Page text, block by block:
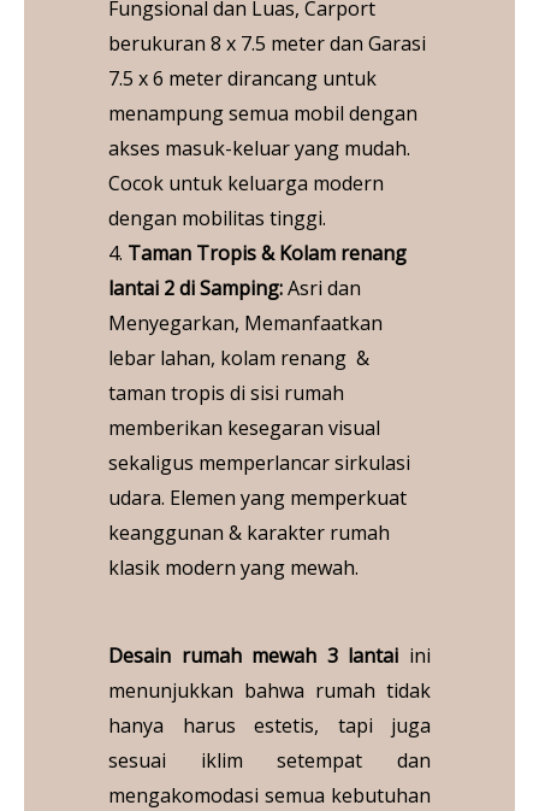
Fungsional dan Luas, Carport
berukuran 8 x 7.5 meter dan Garasi
7.5 x 6 meter dirancang untuk
menampung semua mobil dengan
akses masuk-keluar yang mudah.
Cocok untuk keluarga modern
dengan mobilitas tinggi.
4. Taman Tropis & Kolam renang
lantai 2 di Samping:Asri dan
Menyegarkan, Memanfaatkan
lebar lahan, kolam renang &
taman tropis di sisi rumah
memberikan kesegaran visual
sekaligus memperlancar sirkulasi
udara. Elemen yang memperkuat
keanggunan & karakter rumah
klasik modern yang mewah.
Desain rumah mewah 3 lantai ini
menunjukkan bahwa rumah tidak
hanya harus estetis, tapi juga
sesuai iklim setempat dan
mengakomodasi semua kebutuhan